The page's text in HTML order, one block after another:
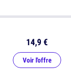
14,9 €
Voir l'offre